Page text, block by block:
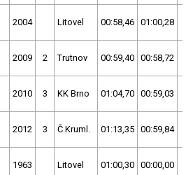
2004 Litovel 00:58,46 01:00,28
2009 2 Trutnov 00:59,40 00:58,72
2010 3 KK Brno 01:04,70 00:59,03
2012 3 Č.Kruml. 01:13,35 00:59,84
1963 Litovel 01:00,30 00:00,00